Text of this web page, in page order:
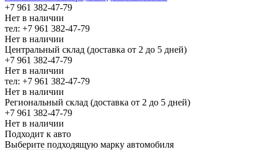
+7 961 382-47-79
Нет в наличии
тел: +7 961 382-47-79
Нет в наличии
Центральный склад (доставка от 2 до 5 дней)
+7 961 382-47-79
Нет в наличии
тел: +7 961 382-47-79
Нет в наличии
Региональный склад (доставка от 2 до 5 дней)
+7 961 382-47-79
Нет в наличии
Подходит к авто
Выберите подходящую марку автомобиля